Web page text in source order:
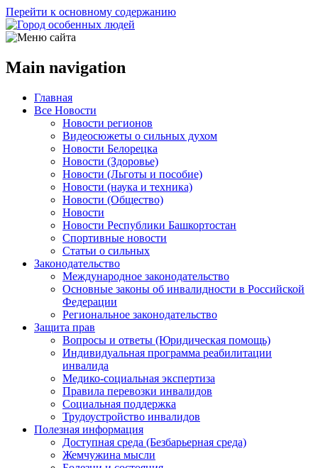
Перейти к основному содержанию
Main navigation
Главная
Все Новости
Новости регионов
Видеосюжеты о сильных духом
Новости Белорецка
Новости (Здоровье)
Новости (Льготы и пособие)
Новости (наука и техника)
Новости (Общество)
Новости
Новости Республики Башкортостан
Спортивные новости
Статьи о сильных
Законодательство
Международное законодательство
Основные законы об инвалидности в Российской
Федерации
Региональное законодательство
Защита прав
Вопросы и ответы (Юридическая помощь)
Индивидуальная программа реабилитации
инвалида
Медико-социальная экспертиза
Правила перевозки инвалидов
Социальная поддержка
Трудоустройство инвалидов
Полезная информация
Доступная среда (Безбарьерная среда)
Жемчужина мысли